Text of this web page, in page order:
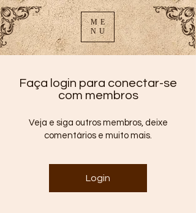
ME
NU
Faça login para conectar-se
com membros
Veja e siga outros membros, deixe
comentários e muito mais.
Login